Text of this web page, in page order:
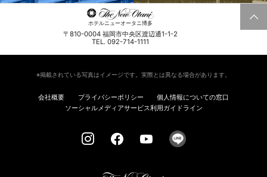
ホテルニューオータニ博多
〒810-0004 福岡市中央区渡辺通1-1-2
TEL. 092-714-1111
※掲載されている写真はイメージです。実際とは異なる場合があります。
会社概要 プライバシーポリシー
個人情報についての窓口
ソーシャルメディアサービス利用ガイドライン